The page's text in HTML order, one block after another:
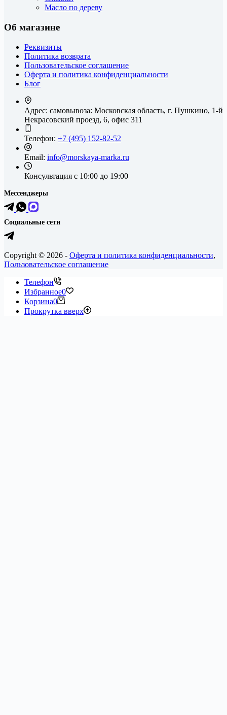
Масло по дереву
Об магазине
Реквизиты
Политика возврата
Пользовательское соглашение
Оферта и политика конфиденциальности
Блог
Адрес: самовывоза: Московская область, г. Пушкино, 1-й
Некрасовский проезд, 6, офис 311
Телефон: +7 (495) 152-82-52
Email: info@morskaya-marka.ru
Консультация с 10:00 до 19:00
Мессенджеры
Социальные сети
Copyright © 2026 - Оферта и политика конфиденциальности,
Пользовательское соглашение
Телефон
Избранное0
Корзина0
Прокрутка вверх